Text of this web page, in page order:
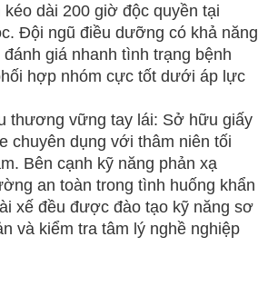
dài 200 giờ độc quyền tại
Đội ngũ điều dưỡng có khả năng
đánh giá nhanh tình trạng bệnh
hợp nhóm cực tốt dưới áp lực
thương vững tay lái: Sở hữu giấy
chuyên dụng với thâm niên tối
Bên cạnh kỹ năng phản xạ
an toàn trong tình huống khẩn
xế đều được đào tạo kỹ năng sơ
và kiểm tra tâm lý nghề nghiệp